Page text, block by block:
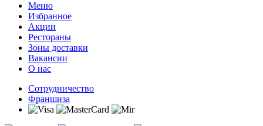
Меню
Избранное
Акции
Рестораны
Зоны доставки
Вакансии
О нас
Сотрудничество
Франшиза